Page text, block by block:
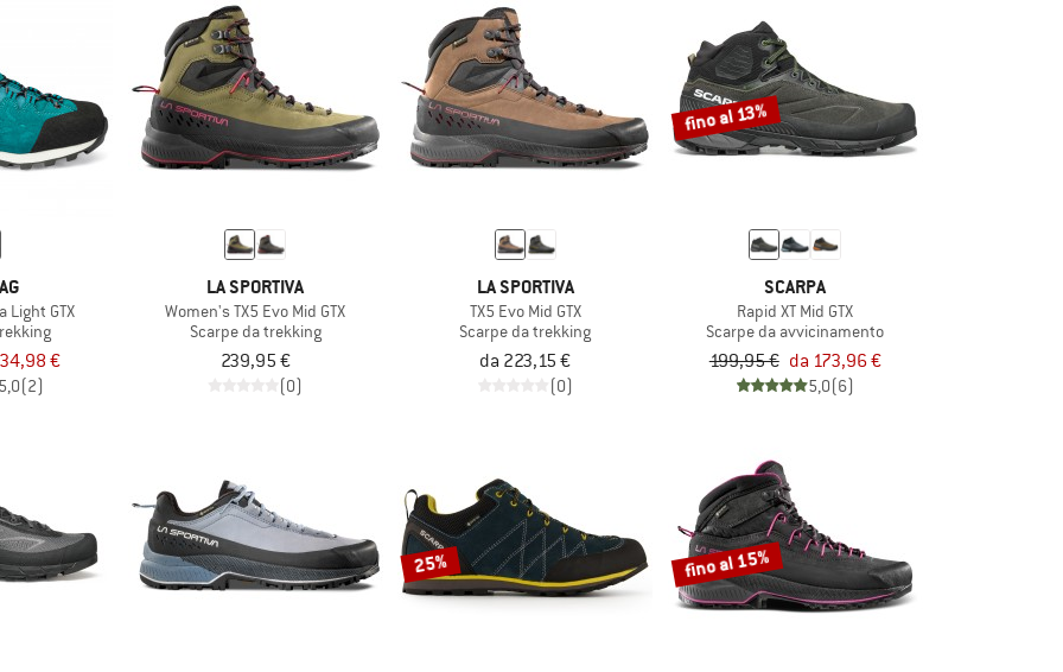
Light GTX
€
5,0(2)
LA SPORTIVA
Women's TX5 Evo Mid GTX
Scarpe da trekking
239,95 €
(0)
LA SPORTIVA
TX5 Evo Mid GTX
Scarpe da trekking
da 223,15 €
(0)
fino al 13%
SCARPA
Rapid XT Mid GTX
Scarpe da avvicinamento
199,95 € da 173,96 €
5,0(6)
25% fino al 15%